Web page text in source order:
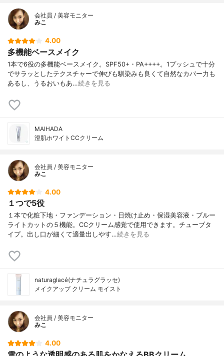
会社員 / 美容モニター
みこ
4.00
多機能ベースメイク
1本で6役の多機能ベースメイク。SPF50+・PA++++。1プッシュで十分
でサラッとしたテクスチャーで伸びも馴染みも良くて自然なカバー力も
あるし、うるおいもあ…続きを見る
MAIHADA
澄肌ホワイトCCクリーム
会社員 / 美容モニター
みこ
4.00
１つで5役
１本で化粧下地・ファンデーション・日焼け止め・保湿美容液・ブルー
ライトカットの５機能。CCクリーム感覚で使用できます。チューブタ
イプ。出し口が細くて適量出しやす…続きを見る
naturaglacé(ナチュラグラッセ)
メイクアップ クリーム モイスト
会社員 / 美容モニター
みこ
4.00